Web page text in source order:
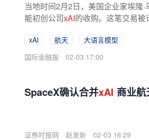
当地时间2月2日，美国企业家埃隆
能初创公司xAI的收购。这笔交易被
xAI 航天
大语言模型
国际金融报
02-03 17:00
SpaceX确认合并xAI 商业
证券时报网 赵发新 02-03 16:29